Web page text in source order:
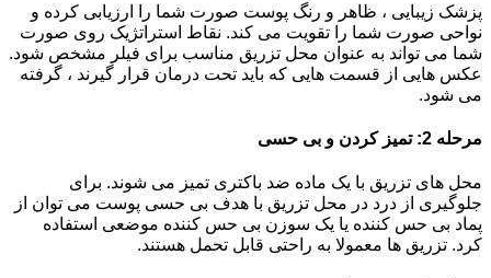
پزشک زیبایی ، ظاهر و رنگ پوست صورت شما را ارزیابی کرده و
نواحی صورت شما را تقویت می کند. نقاط استراتژیک روی صورت
شما می تواند به عنوان محل تزریق مناسب برای فیلر مشخص شود.
عکس هایی از قسمت هایی که باید تحت درمان قرار گیرند ، گرفته
می شود.
مرحله 2: تمیز کردن و بی حسی
محل های تزریق با یک ماده ضد باکتری تمیز می شوند. برای
جلوگیری از درد در محل تزریق با هدف بی حسی پوست می توان از
پماد بی حس کننده یا یک سوزن بی حس کننده موضعی استفاده
کرد. تزریق ها معمولا به راحتی قابل تحمل هستند.